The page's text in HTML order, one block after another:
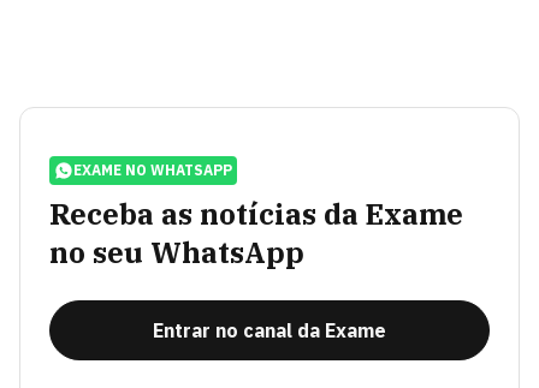
EXAME NO WHATSAPP
Receba as notícias da Exame
no seu WhatsApp
Entrar no canal da Exame